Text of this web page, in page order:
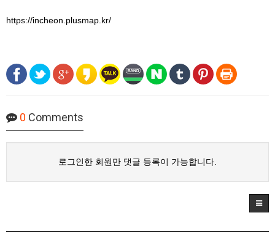
https://incheon.plusmap.kr/
0 Comments
로그인한 회원만 댓글 등록이 가능합니다.